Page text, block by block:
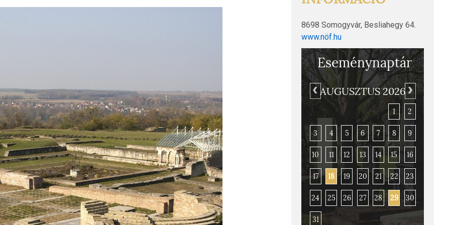
Somogyvár–Kupavár
8698 Somogyvár, Besliahegy 64.
www.nöf.hu
Eseménynaptár
AUGUSZTUS 2026
1 2
3 4 5 6 7 8 9
10 11 12 13 14 15 16
17 18 19 20 21 22 23
24 25 26 27 28 29 30
31